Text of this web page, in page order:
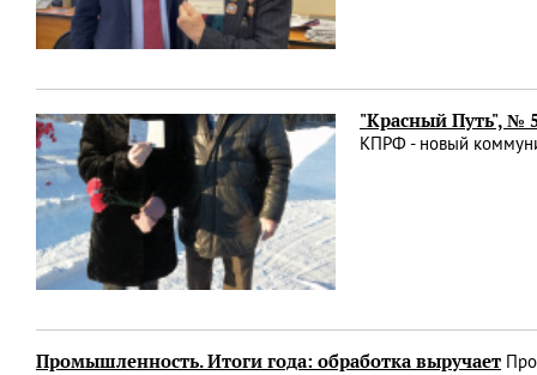
"Красный Путь", №
КПРФ - новый
Промышленность. Итоги года: обработка выручает